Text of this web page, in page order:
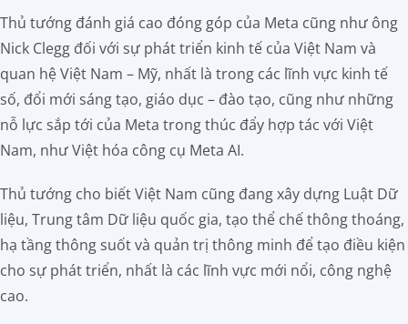
Thủ tướng đánh giá cao đóng góp của Meta cũng như ông
Nick Clegg đối với sự phát triển kinh tế của Việt Nam và
quan hệ Việt Nam – Mỹ, nhất là trong các lĩnh vực kinh tế
số, đổi mới sáng tạo, giáo dục – đào tạo, cũng như những
nỗ lực sắp tới của Meta trong thúc đẩy hợp tác với Việt
Nam, như Việt hóa công cụ Meta AI.
Thủ tướng cho biết Việt Nam cũng đang xây dựng Luật Dữ
liệu, Trung tâm Dữ liệu quốc gia, tạo thể chế thông thoáng,
hạ tầng thông suốt và quản trị thông minh để tạo điều kiện
cho sự phát triển, nhất là các lĩnh vực mới nổi, công nghệ
cao.